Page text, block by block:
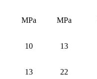
MPa MPa
10 13
13 22